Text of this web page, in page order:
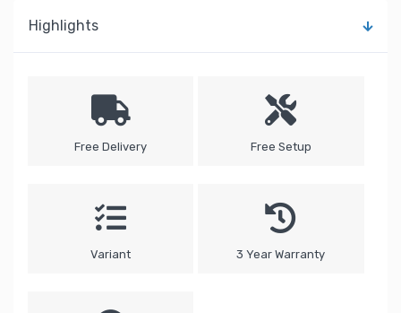
Highlights
Free Delivery Free Setup
Variant 3 Year Warranty